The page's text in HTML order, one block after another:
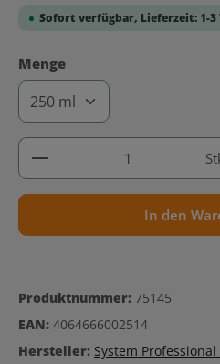
Sofort verfügbar, Lieferzeit: 1-3
Mengeauswählen
Produkt Anzahl: Gib den
In den
Produktnummer: 75145
EAN: 4064666002514
Hersteller: System